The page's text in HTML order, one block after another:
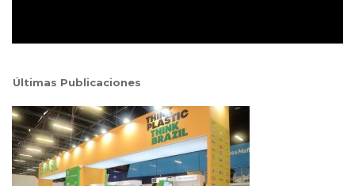
Últimas Publicaciones